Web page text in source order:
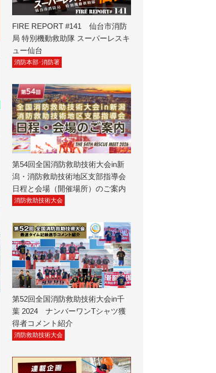
FIRE REPORT #141 仙台市消防
局 特別機動救助隊 スーパーレスキ
ュー仙台
消防本部･消防署
第54回全国消防救助技術大会in新
潟・消防救助技術地区支部指導会
日程と会場（開催場所）のご案内
消防救助技術大会
第52回全国消防救助技術大会in千
葉 2024 ナンバーワンTシャツ獲
得者コメント紹介
消防救助技術大会